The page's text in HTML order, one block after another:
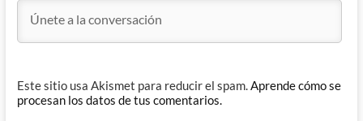
Este sitio usa Akismet para reducir el spam.Aprende cómo se
procesan los datos de tus comentarios.